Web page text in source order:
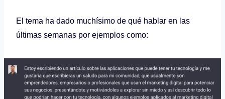
El tema ha dado muchísimo de qué hablar en las
últimas semanas por ejemplos como: